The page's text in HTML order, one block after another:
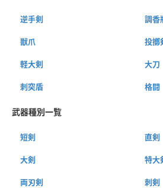
逆手剣 調香
獣爪 投擲
軽大剣 大刀
刺突盾 格闘
武器種別一覧
短剣 直剣
大剣 特大
両刃剣 刺剣